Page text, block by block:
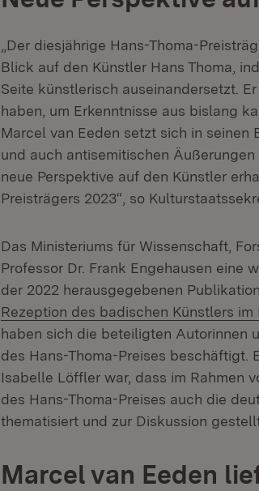
„Der diesjährige Hans-Thoma-
Blick auf den Künstler Hans Thoma,
Seite künstlerisch auseinandersetzt.
haben, um Erkenntnisse aus bislang
Marcel van Eeden setzt sich in
und auch antisemitischen
neue Perspektive auf den Künstler
Preisträgers 2023“, so
Das Ministeriums für Wissenschaft,
Professor Dr. Frank Engehausen eine
der 2022 herausgegebenen Publikation
Rezeption des badischen Künstlers
haben sich die beteiligten Autorinnen
des Hans-Thoma-Preises beschäftigt.
Isabelle Löffler war, dass im Rahmen
des Hans-Thoma-Preises auch die
thematisiert und zur Diskussion
Marcel van Eeden